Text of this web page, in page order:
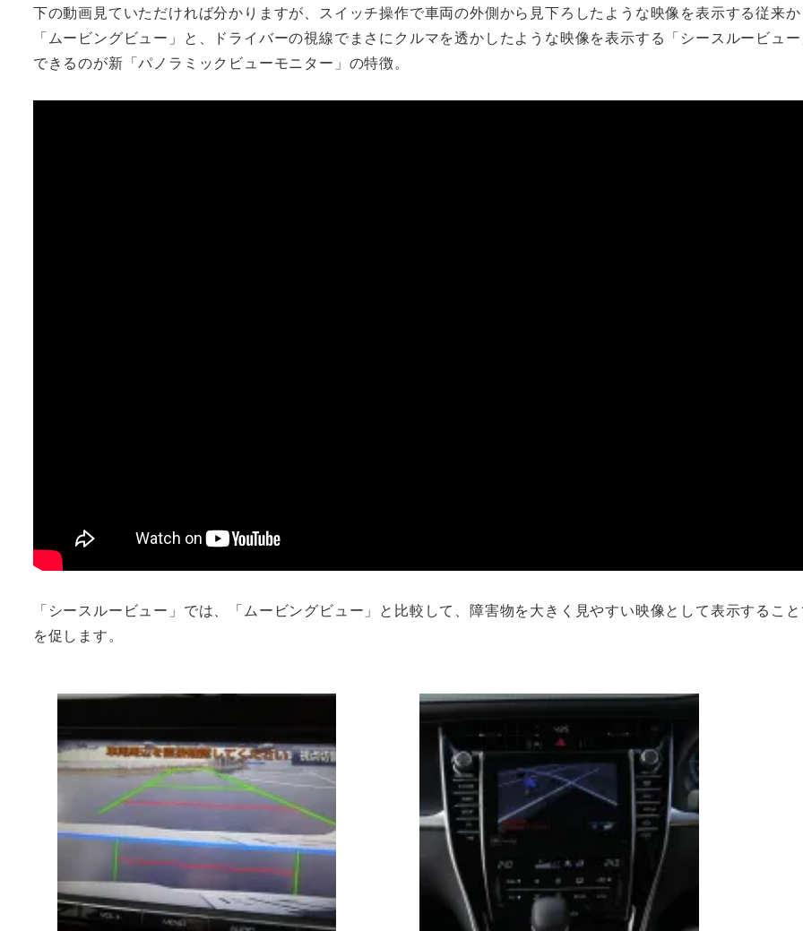
下の動画見ていただければ分かりますが、スイッチ操作で車両の外側から見下ろしたような映像を表示する従来
「ムービングビュー」と、ドライバーの視線でまさにクルマを透かしたような映像を表示する「シースルービュ
できるのが新「パノラミックビューモニター」の特徴。
「シースルービュー」では、「ムービングビュー」と比較して、障害物を大きく見やすい映像として表示するこ
を促します。